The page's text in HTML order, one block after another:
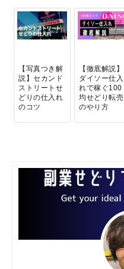
【写真つき解
説】セカンド
ストリートせ
どりの仕入れ
のコツ
【徹底解説】
ダイソー仕入
れで稼ぐ100
均せどり転売
のやり方